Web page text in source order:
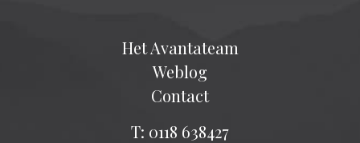
Het Avantateam
Weblog
Contact
T: 0118 638427